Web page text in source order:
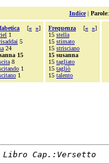
Indice| Parole:
[« »]
1
5
24
15
8
1
1
Frequenza [« »]
15 stella
15 stimato
15 strisciano
15 susanna
15 tagliato
15 tagliò
15 talento
Libro Cap.:Versetto